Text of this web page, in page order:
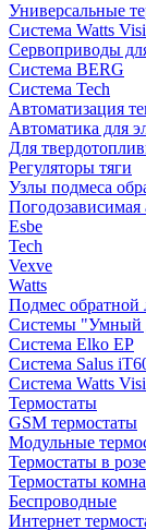
Универсальные
Система Watts
Сервоприводы
Система BERG
Система Tech
Автоматизация
Автоматика для
Для
Регуляторы тяги
Узлы подмеса
Погодозависимая
Esbe
Tech
Vexve
Watts
Подмес обратной
Системы "Умный
Система Elko EP
Система Salus
Система Watts
Термостаты
GSM термостаты
Модульные
Термостаты в
Термостаты
Беспроводные
Интернет